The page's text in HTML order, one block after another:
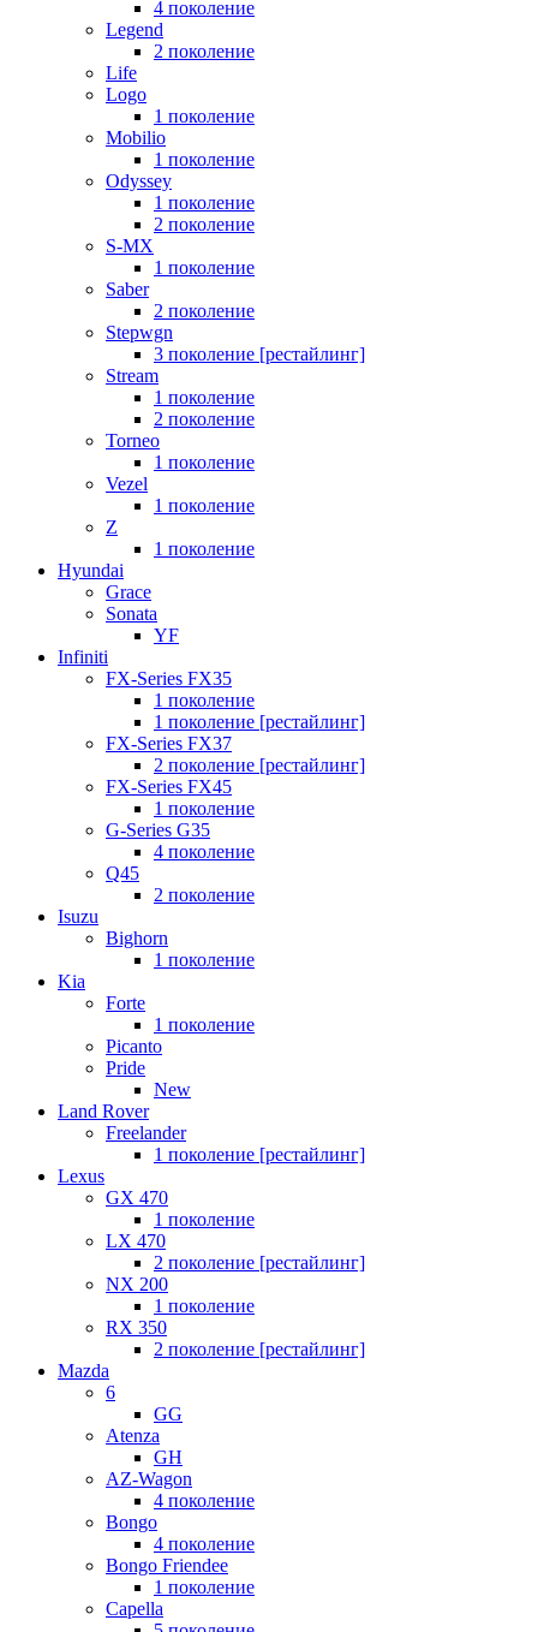
4 поколение
Legend
2 поколение
Life
Logo
1 поколение
Mobilio
1 поколение
Odyssey
1 поколение
2 поколение
S-MX
1 поколение
Saber
2 поколение
Stepwgn
3 поколение [рестайлинг]
Stream
1 поколение
2 поколение
Torneo
1 поколение
Vezel
1 поколение
Z
1 поколение
Hyundai
Grace
Sonata
YF
Infiniti
FX-Series FX35
1 поколение
1 поколение [рестайлинг]
FX-Series FX37
2 поколение [рестайлинг]
FX-Series FX45
1 поколение
G-Series G35
4 поколение
Q45
2 поколение
Isuzu
Bighorn
1 поколение
Kia
Forte
1 поколение
Picanto
Pride
New
Land Rover
Freelander
1 поколение [рестайлинг]
Lexus
GX 470
1 поколение
LX 470
2 поколение [рестайлинг]
NX 200
1 поколение
RX 350
2 поколение [рестайлинг]
Mazda
6
GG
Atenza
GH
AZ-Wagon
4 поколение
Bongo
4 поколение
Bongo Friendee
1 поколение
Capella